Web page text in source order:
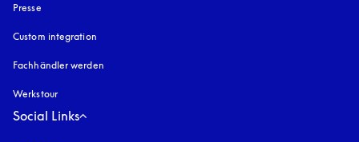
Presse
Custom integration
Fachhändler werden
Werkstour
Social Links